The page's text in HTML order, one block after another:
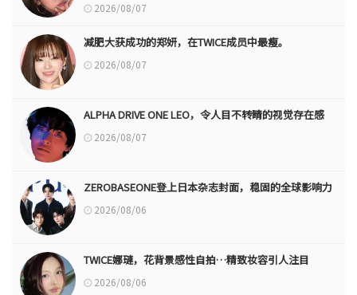
2026/08/07
减肥大获成功的郑妍，在TWICE成员中最瘦。
2026/08/07
ALPHA DRIVE ONE LEO，令人目不转睛的视觉存在感
2026/08/07
ZEROBASEONE登上日本杂志封面，稳固的全球影响力
2026/08/06
TWICE娜璉，花背景感性自拍…精致妆容引人注目
2026/08/06